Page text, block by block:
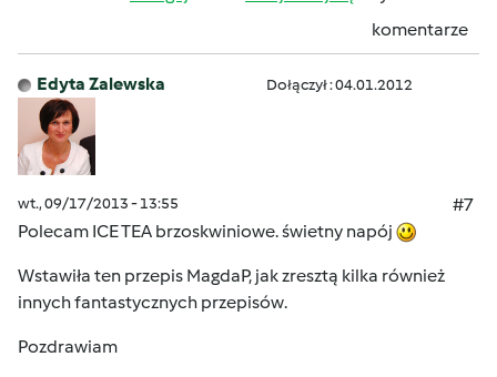
komentarze
Edyta Zalewska Dołączył : 04.01.2012
wt., 09/17/2013 - 13:55
#7
Polecam ICE TEA brzoskwiniowe. świetny napój
Wstawiła ten przepis MagdaP, jak zresztą kilka również
innych fantastycznych przepisów.
Pozdrawiam